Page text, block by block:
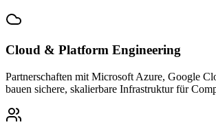
Cloud & Platform Engineering
Partnerschaften mit Microsoft Azure, Google
bauen sichere, skalierbare Infrastruktur für